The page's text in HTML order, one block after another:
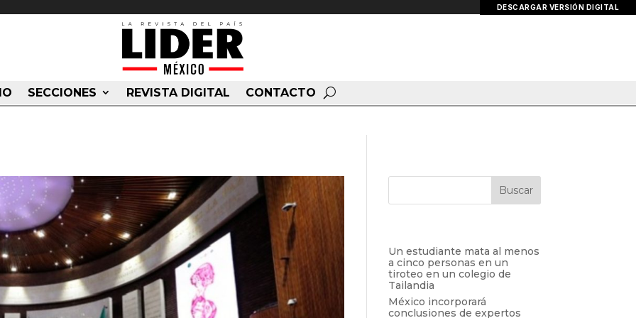
SECCIONES REVISTA DIGITAL CONTACTO
DESCARGAR VERSIÓN DIGITAL
Un estudiante mata al menos
a cinco personas en un
tiroteo en un colegio de
Tailandia
México incorporará
conclusiones de expertos